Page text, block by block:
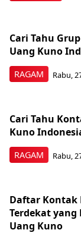
RAGAM
Cari Tahu
Uang Kuno
Rabu,
RAGAM
Cari Tahu
Kuno
Rabu,
Daftar Kontak
Terdekat yang
Uang Kuno